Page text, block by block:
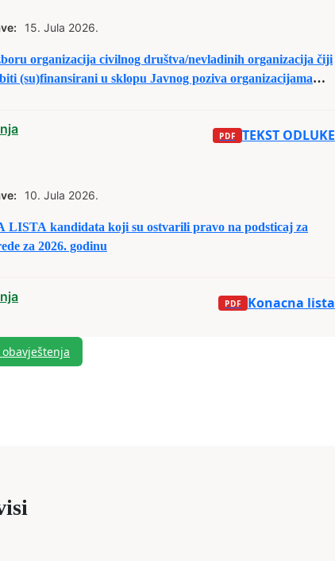
15. Jula 2026.
organizacija civilnog društva/nevladinih organizacija čiji
(su)finansirani u sklopu Javnog poziva organizacijama
TEKST ODLUKE
10. Jula 2026.
LISTA kandidata koji su ostvarili pravo na podsticaj za
za 2026. godinu
Konacna lista